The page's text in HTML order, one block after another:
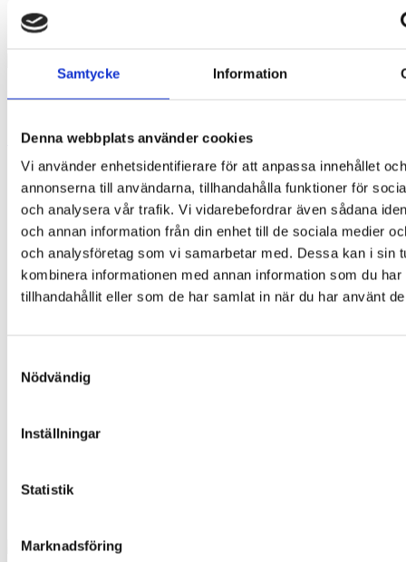
Samtycke Information
Denna webbplats använder cookies
Vi använder enhetsidentifierare för att anpassa innehållet och
annonserna till användarna, tillhandahålla funktioner för
och analysera vår trafik. Vi vidarebefordrar även sådana
och annan information från din enhet till de sociala medier
och analysföretag som vi samarbetar med. Dessa kan i sin
kombinera informationen med annan information som du har
tillhandahållit eller som de har samlat in när du har använt
Nödvändig
Inställningar
Statistik
Marknadsföring
Lägg till i varukorg